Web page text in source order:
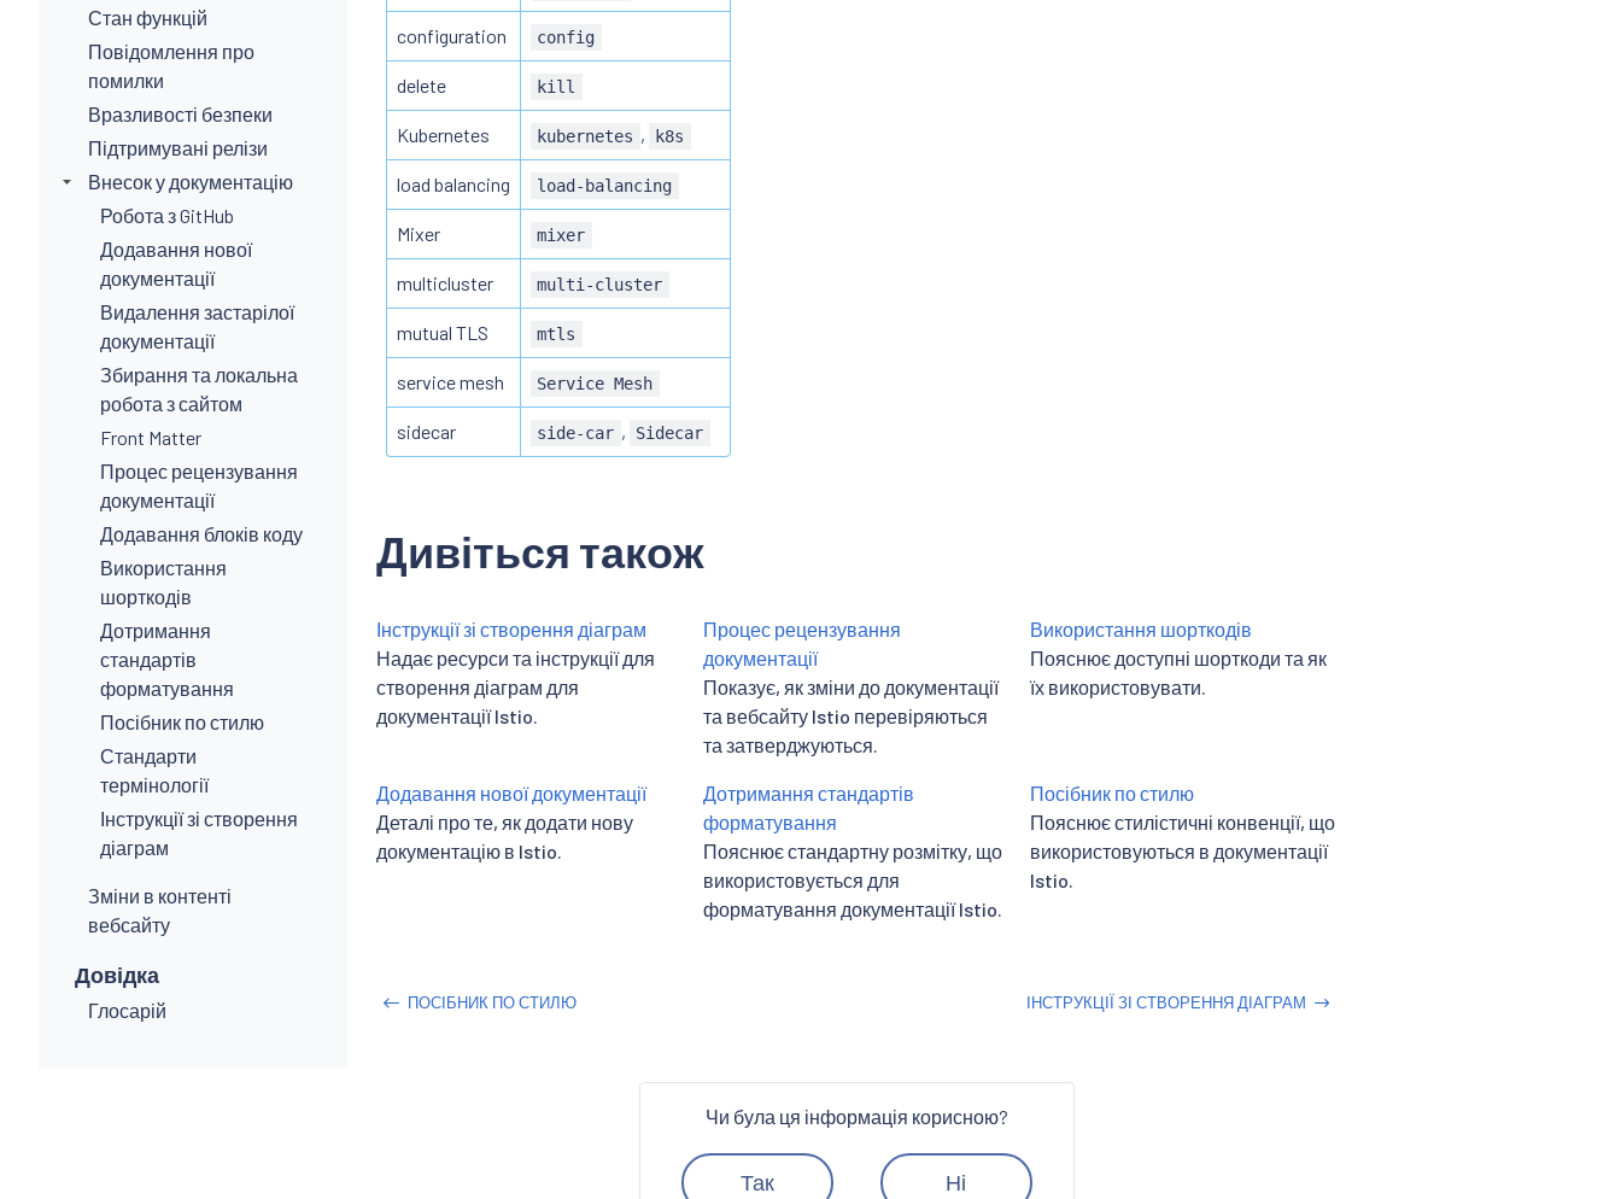
Стан функцій
Повідомлення про
помилки
Вразливості безпеки
Підтримувані релізи
Внесок у документацію
Робота з GitHub
Додавання нової
документації
Видалення застарілої
документації
Збирання та локальна
робота з сайтом
Front Matter
Процес рецензування
документації
Додавання блоків коду
Використання
шорткодів
Дотримання
стандартів
форматування
Посібник по стилю
Стандарти
термінології
Інструкції зі створення
діаграм
Зміни в контенті
вебсайту
Довідка
Глосарій
configuration config
delete kill
Kubernetes kubernetes , k8s
load balancing load-balancing
Mixer mixer
multicluster multi-cluster
mutual TLS mtls
service mesh Service Mesh
sidecar side-car , Sidecar
Дивіться також
Інструкції зі створення діаграм
Надає ресурси та інструкції для
створення діаграм для
документації Istio.
Процес рецензування
документації
Показує, як зміни до документації
та вебсайту Istio перевіряються
та затверджуються.
Використання шорткодів
Пояснює доступні шорткоди та як
їх використовувати.
Додавання нової документації
Деталі про те, як додати нову
документацію в Istio.
Дотримання стандартів
форматування
Пояснює стандартну розмітку, що
використовується для
форматування документації Istio.
Посібник по стилю
Пояснює стилістичні конвенції, що
використовуються в документації
Istio.
ПОСІБНИК ПО СТИЛЮ ІНСТРУКЦІЇ ЗІ СТВОРЕННЯ ДІАГРАМ
Чи була ця інформація корисною?
Так Ні